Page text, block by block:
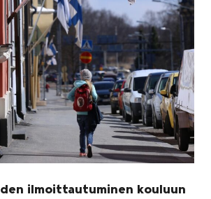
ilmoittautuminen kouluun